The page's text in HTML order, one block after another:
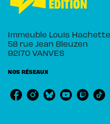
Immeuble Louis Hachette
58 rue Jean Bleuzen
92170 VANVES
NOS RÉSEAUX